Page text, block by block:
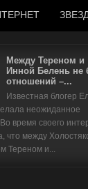
Между Тереном и
Инной Белень не
отношений –...
Известная блогер
неожиданное
время своего
что между
Тереном и...